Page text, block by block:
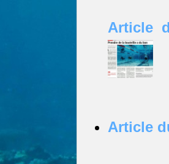
Article
Article